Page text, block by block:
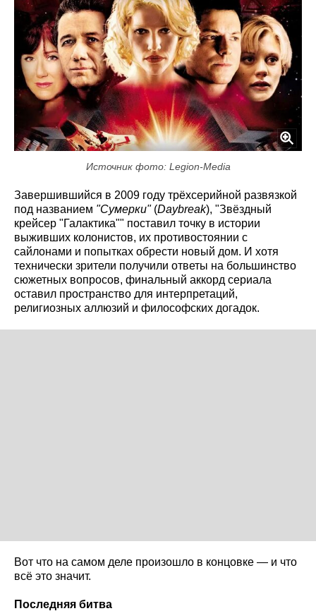
Источник фото: Legion-Media
Завершившийся в 2009 году трёхсерийной развязкой
под названием "Сумерки"(Daybreak), "Звёздный
крейсер "Галактика"" поставил точку в истории
выживших колонистов, их противостоянии с
сайлонами и попытках обрести новый дом. И хотя
технически зрители получили ответы на большинство
сюжетных вопросов, финальный аккорд сериала
оставил пространство для интерпретаций,
религиозных аллюзий и философских догадок.
Вот что на самом деле произошло в концовке — и что
всё это значит.
Последняя битва